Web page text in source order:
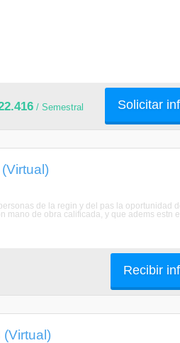
Solicitar
/ Semestral
de la regin y del pas la oportunidad
mano de obra calificada, y que adems estn
Recibir